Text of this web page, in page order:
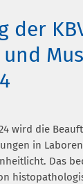
der
wird die
in
Das